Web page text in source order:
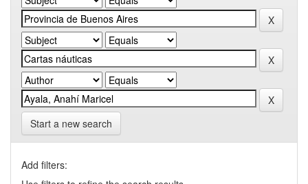
Start a new search
Add filters: